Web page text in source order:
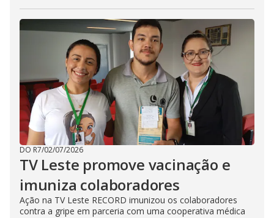
DO R7/02/07/2026
TV Leste promove vacinação e
imuniza colaboradores
Ação na TV Leste RECORD imunizou os colaboradores
contra a gripe em parceria com uma cooperativa médica